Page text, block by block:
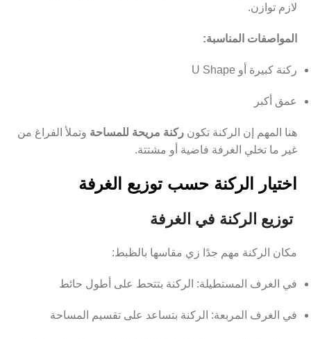
لازم توازن.
المواصفات المناسبة:
ركنة كبيرة أو U Shape
عمق أكبر
هنا المهم إن الركنة تكون ركنة مريحة للمساحة وتملأ الفراغ من
غير ما تخلي الغرفة فاضية أو مشتتة.
اختيار الركنة حسب توزيع الغرفة
توزيع الركنة في الغرفة
مكان الركنة مهم جدًا زي مقاسها بالظبط:
في الغرف المستطيلة: الركنة بتتحط على أطول حائط
في الغرف المربعة: الركنة بتساعد على تقسيم المساحة